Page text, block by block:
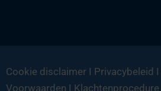
Cookie disclaimer I Privacybeleid I
Voorwaarden I Klachtenprocedure